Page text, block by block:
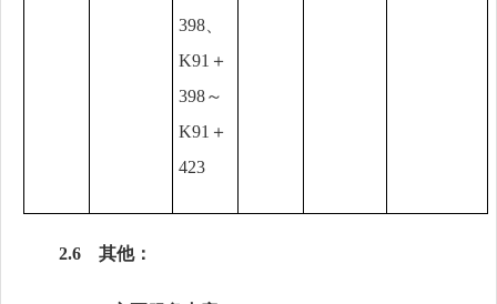
398、
K91＋
398～
K91＋
423
2.6 其他：